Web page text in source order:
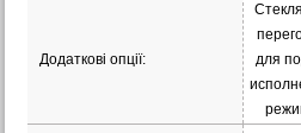
Додаткові опції:
для